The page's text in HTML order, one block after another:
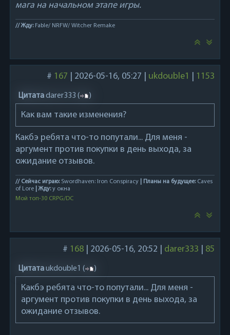
мага на начальном этапе игры.
// Жду:Fable/ NRFW/ Witcher Remake
# 167 2026-05-16, 05:27 ukdouble1 1153
Цитатаdarer333 ( )
Как вам такие изменения?
Какбэ ребята что-то попутали... Для меня -
аргумент против покупки в день выхода, за
ожидание отзывов.
// Сейчас играю:Swordhaven: Iron Conspiracy | Планы на будущее:Caves
of Lore
| Жду:у окна
Мой топ-30 CRPG/DC
# 168| 2026-05-16, 20:52 darer333 85
Цитатаukdouble1 ( )
Какбэ ребята что-то попутали... Для меня -
аргумент против покупки в день выхода, за
ожидание отзывов.